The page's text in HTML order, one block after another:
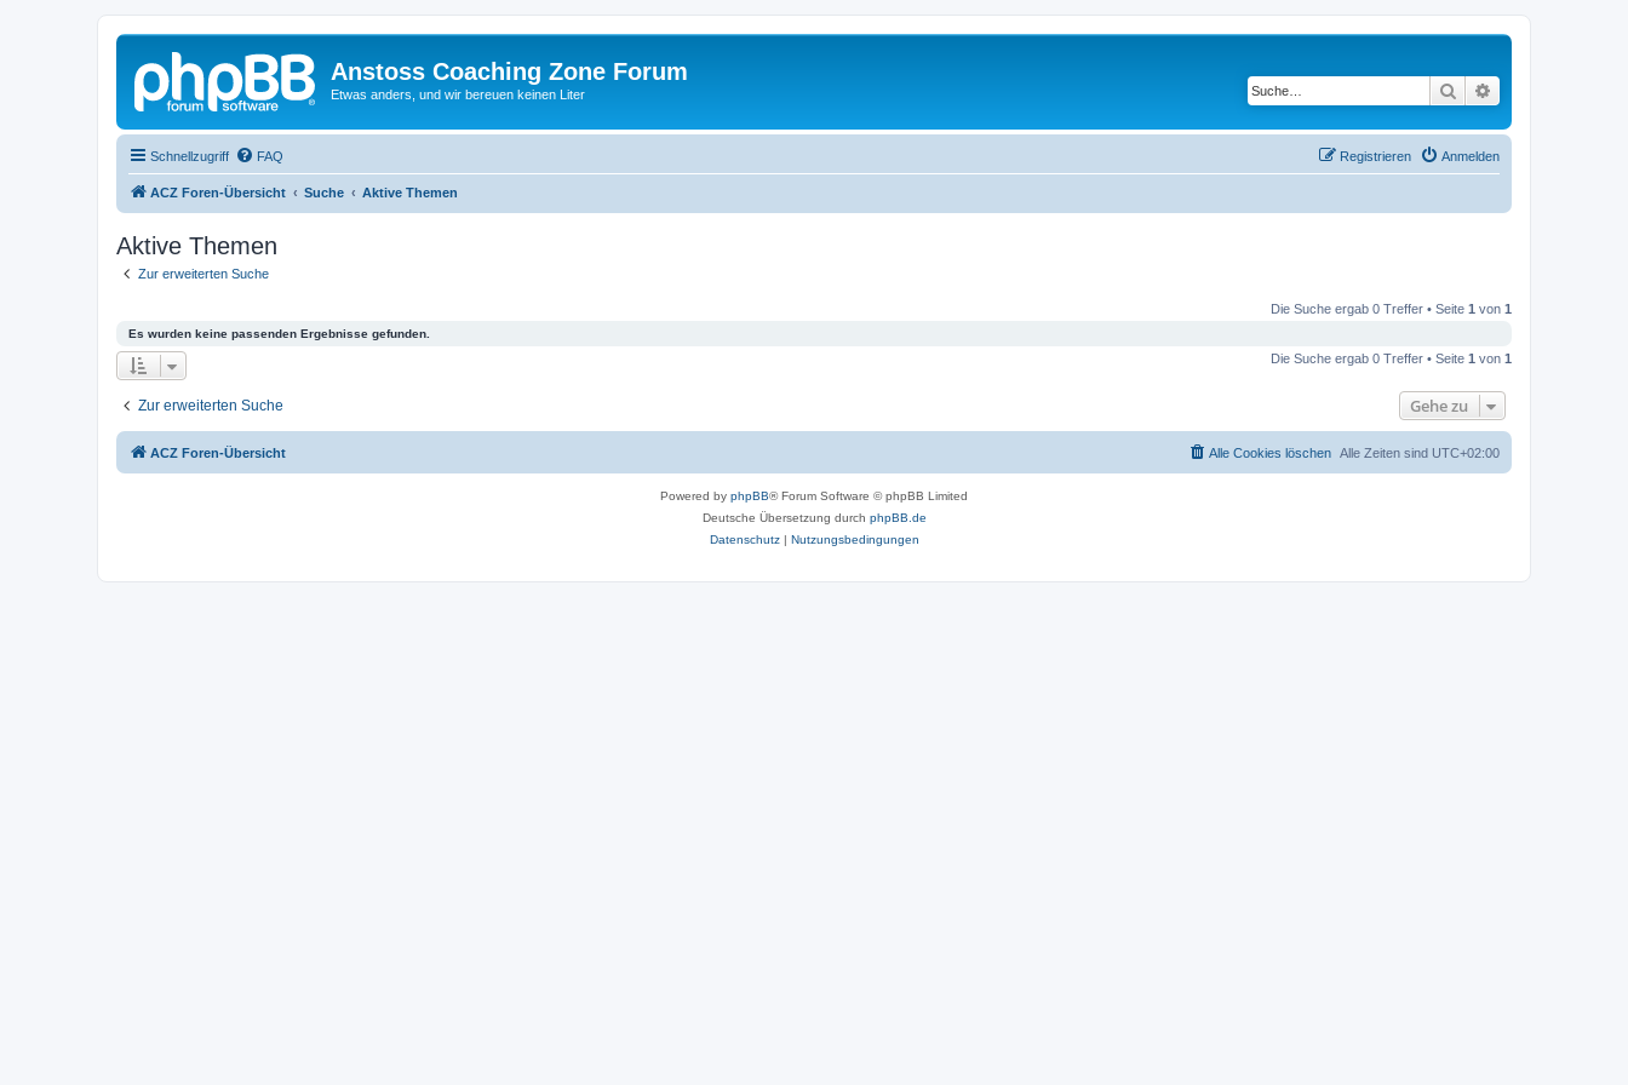
Anstoss Coaching Zone Forum
Etwas anders, und wir bereuen keinen Liter Suche
Schnellzugriff FAQ Anmelden
Registrieren
ACZ Foren-Übersicht Suche Aktive Themen
Aktive Themen
Zur erweiterten Suche
Die Suche ergab 0 Treffer • Seite 1 von 1
Es wurden keine passenden Ergebnisse gefunden.
Die Suche ergab 0 Treffer • Seite 1 von 1
Zur erweiterten Suche Gehe zu
ACZ Foren-Übersicht Alle Zeiten sind UTC+02:00
Alle Cookies löschen
Powered by phpBB® Forum Software © phpBB Limited
Deutsche Übersetzung durch phpBB.de
Datenschutz| Nutzungsbedingungen